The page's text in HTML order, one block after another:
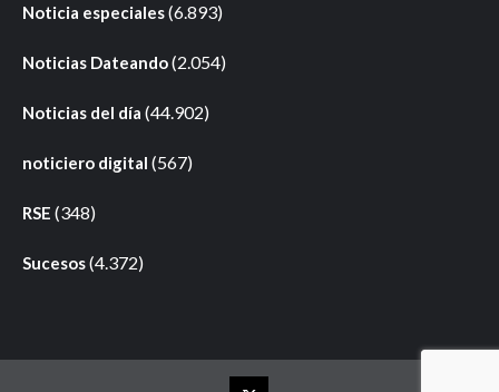
Noticia especiales(6.893)
Noticias Dateando(2.054)
Noticias del día (44.902)
noticiero digital (567)
RSE (348)
Sucesos(4.372)